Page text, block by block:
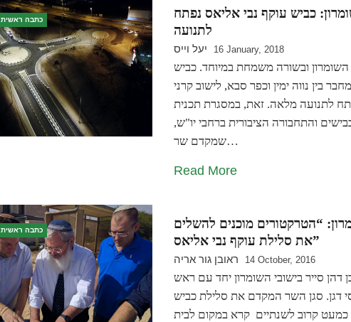
כתבה ראשית
כביש עוקף נבי אליאס נפתח
לתנועה
יעל וייס 16 January, 2018
השומרון ובשורה משמחת במיוחד. כביש
בין נווה ימין וכפר סבא, לישוב קרני
לתנועה מלאה. זאת, במסגרת תכנית
והתחבורה הציבורית ברחבי יו"ש,
שמקדם שר…
Read More
כתבה ראשית
“הטרקטורים מוכנים להשלים
את סלילת עוקף נבי אליאס”
ראובן גור אריה 14 October, 2016
דהן סייר בישובי השומרון יחד עם ראש
דגן. סגן השר המקדם את סלילת כביש